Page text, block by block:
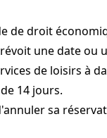
de droit
une date ou
de loisirs
14 jours.
sa